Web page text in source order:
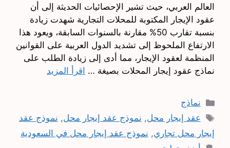
العالم العربي، حيث تشير الإحصائيات الحديثة إلى أن
عقود الإيجار المكتوبة للمحلات التجارية شهدت زيادة
بنسبة تقارب 50% مقارنة بالسنوات السابقة، ويعود هذا
الارتفاع الملحوظ إلى تشديد الدول العربية على القوانين
المنظمة لعقود الإيجار، مما أدى إلى زيادة الطلب على
نماذج عقود إيجار المحلات بصيغة … اقرأ المزيد
التصنيفات
نماذج
الوسوم
عقد إيجار محل, نموذج عقد إيجار محل, نموذج عقد
إيجار محل تجاري, نموذج عقد إيجار محل في السعودية